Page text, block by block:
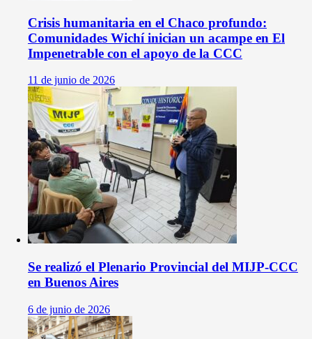
Crisis humanitaria en el Chaco profundo:
Comunidades Wichí inician un acampe en El
Impenetrable con el apoyo de la CCC
11 de junio de 2026
Se realizó el Plenario Provincial del MIJP-CCC
en Buenos Aires
6 de junio de 2026